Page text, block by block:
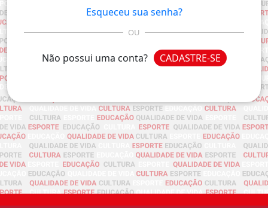
Esqueceu sua senha?
OU
Não possui uma conta? CADASTRE-SE